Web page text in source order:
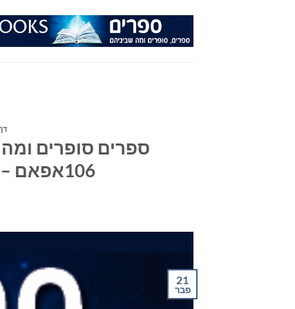
ספרים סופרים
106אפאם – יום רביעי ה- 21 בפברואר 2018
21
פבר